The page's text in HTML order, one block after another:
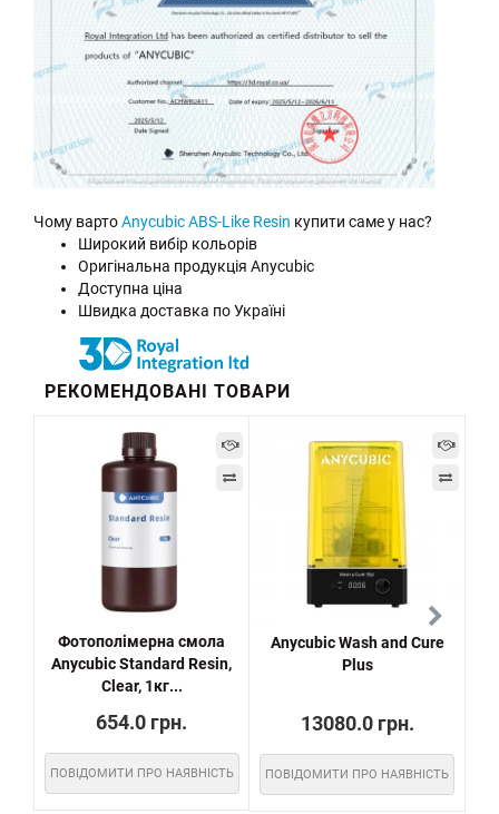
Чому вартоAnycubic ABS-Like Resin купити саме у нас?
Широкий вибір кольорів
Оригінальна продукція Anycubic
Доступна ціна
Швидка доставка по Україні
РЕКОМЕНДОВАНІ ТОВАРИ
Фотополімерна смола
Anycubic Standard Resin,
Clear, 1кг...
654.0 грн.
ПОВІДОМИТИ ПРО НАЯВНІСТЬ
Anycubic Wash and Cure
Plus
13080.0 грн.
ПОВІДОМИТИ ПРО НАЯВНІСТЬ